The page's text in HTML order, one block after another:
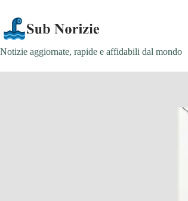
contenuto
Notizie aggiornate, rapide e affidabili dal mondo